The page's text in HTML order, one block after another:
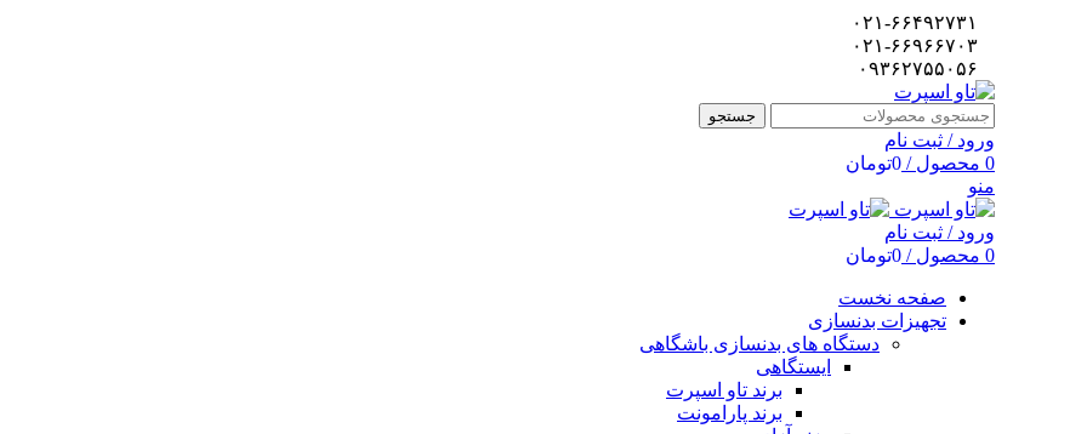
جستجو
ورود / ثبت نام
0 محصول / تومان0
منو
ورود / ثبت نام
0 محصول / تومان0
صفحه نخست
تجهیزات بدنسازی
دستگاه های بدنسازی باشگاهی
ایستگاهی
برند تاو اسپرت
برند پارامونت